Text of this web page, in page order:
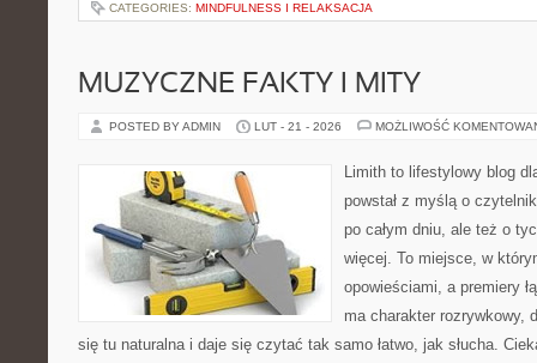
CATEGORIES: MINDFULNESS I RELAKSACJA
MUZYCZNE FAKTY I MITY
POSTED BY ADMIN LUT - 21 - 2026 MOŻLIWOŚĆ
Limith to lifestylowy blog
powstał z myślą o
po całym dniu, ale też o
więcej. To miejsce, w
opowieściami, a premiery
ma charakter rozrywkowy,
się tu naturalna i daje się czytać tak samo łatwo, jak słucha.